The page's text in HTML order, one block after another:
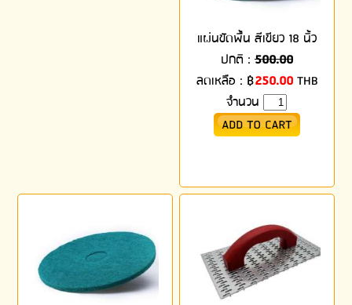
แผ่นขัดพื้น สีเขียว 18 นิ้ว
ปกติ : 500.00
ลดเหลือ : ฿250.00THB
จำนวน